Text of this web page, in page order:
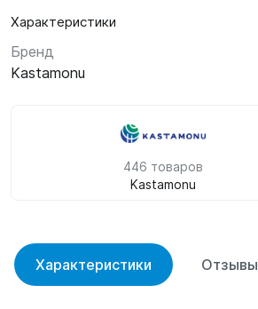
Характеристики
Бренд
Kastamonu
446 товаров
Kastamonu
Характеристики Отзывы